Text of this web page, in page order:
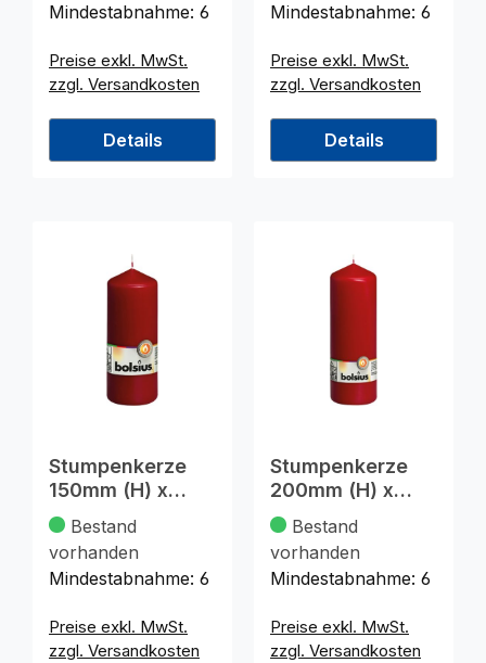
Mindestabnahme: 6
Preise exkl. MwSt.
zzgl. Versandkosten
Details
Mindestabnahme: 6
Preise exkl. MwSt.
zzgl. Versandkosten
Details
Stumpenkerze
150mm (H) x
58mm
(DM),bordeauxe
Bestand
vorhanden
Mindestabnahme: 6
Preise exkl. MwSt.
zzgl. Versandkosten
Stumpenkerze
200mm (H) x
68mm (DM),
bordeauxe
Bestand
vorhanden
Mindestabnahme: 6
Preise exkl. MwSt.
zzgl. Versandkosten